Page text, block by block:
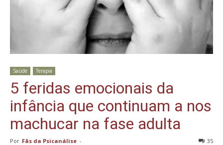
Saúde Terapia
5 feridas emocionais da
infância que continuam a nos
machucar na fase adulta
Por Fãs da Psicanálise - 35